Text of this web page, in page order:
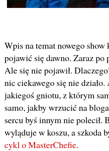
Wpis na temat nowego
pojawić się dawno. Zaraz
Ale się nie pojawił.
nic ciekawego się nie
jakiegoś gniotu, z którym
samo, jakby wrzucić na
sercu byś innym nie polecił.
wyląduje w koszu, a szkoda
cykl o MasterChefie.